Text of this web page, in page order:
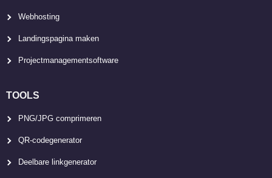
Webhosting
Landingspagina maken
Projectmanagementsoftware
TOOLS
PNG/JPG comprimeren
QR-codegenerator
Deelbare linkgenerator